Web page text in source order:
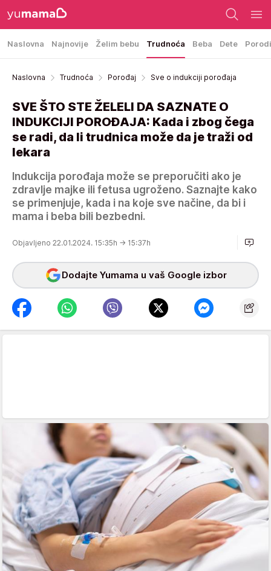
Naslovna Najnovije Želim bebu Trudnoća Beba Dete
Naslovna Trudnoća Porođaj Sve o indukciji porođaja
SVE ŠTO STE ŽELELI DA SAZNATE O
INDUKCIJI POROĐAJA: Kada i zbog čega
se radi, da li trudnica može da je traži od
lekara
Indukcija porođaja može se preporučiti ako je
zdravlje majke ili fetusa ugroženo. Saznajte kako
se primenjuje, kada i na koje sve načine, da bi i
mama i beba bili bezbedni.
Objavljeno 22.01.2024. 15:35h → 15:37h
Dodajte Yumama u vaš Google izbor